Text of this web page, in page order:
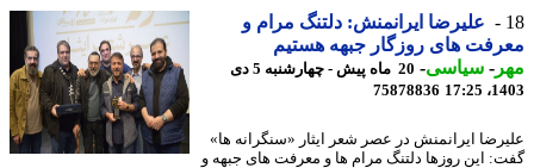
علیرضا ایرانمنش: دلتنگ مرام و
های روزگار جبهه هستیم
-سیاسی-
20 ماه پیش - چهارشنبه 5 دی
75878836
ایرانمنش در عصر شعر ایثار «سنگرانه ها»
این روزها دلتنگ مرام ها و معرفت های جبهه و